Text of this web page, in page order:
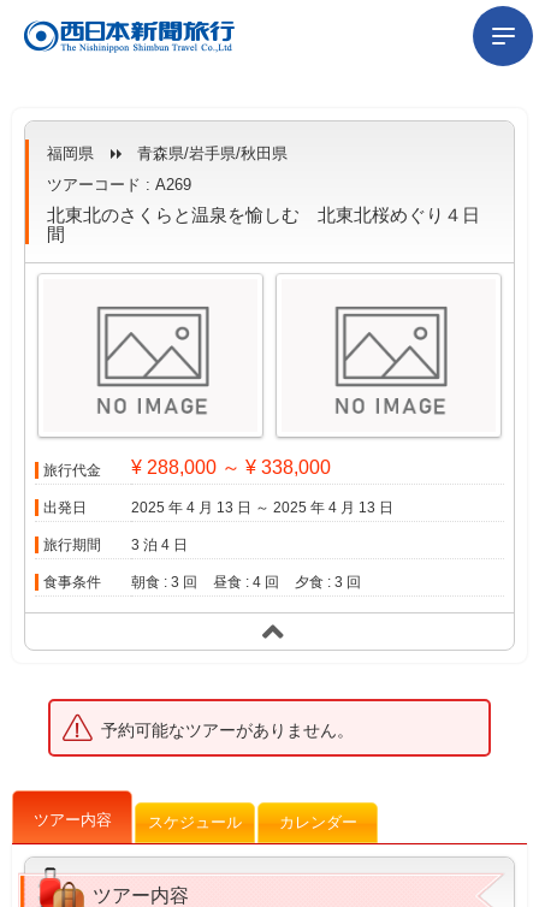
福岡県
青森県/岩手県/秋田県
ツアーコード : A269
北東北のさくらと温泉を愉しむ 北東北桜めぐり４日
間
旅行代金 ¥ 288,000 ～ ¥ 338,000
出発日 2025 年 4 月 13 日 ～ 2025 年 4 月 13 日
旅行期間 3 泊 4 日
食事条件 朝食 : 3 回 昼食 : 4 回 夕食 : 3 回
予約可能なツアーがありません。
ツアー内容 スケジュール カレンダー
ツアー内容